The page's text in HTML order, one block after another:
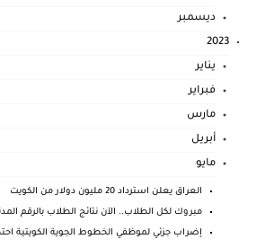
ديسمبر
2023
يناير
فبراير
مارس
أبريل
مايو
العراق يعلن استرداد 20 مليون دولار من الكويت
مبروك لكل الطلاب.. الآن نتائج الطلاب بالرقم
إضراب جزئي لموظفي الخطوط الجوية الكويتية